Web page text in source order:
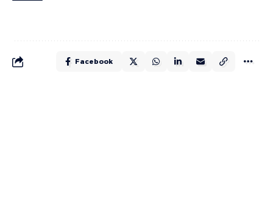
Facebook